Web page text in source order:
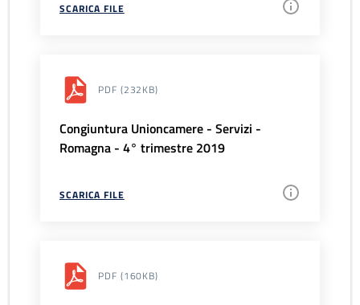
SCARICA FILE
PDF (232KB)
Congiuntura Unioncamere - Servizi -
Romagna - 4° trimestre 2019
SCARICA FILE
PDF (160KB)